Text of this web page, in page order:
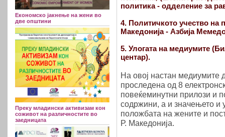
Економско јакнење на жени во
две општини
Преку младински активизам кон
соживот на различностите во
заедницата
политика - одделение за
4. Политичкото учество на
Македонија - Азбија
5. Улогата на медиумите
центар).
На овој настан медиумите
проследена од 8
повеќеминутни прилози и
содржини, а и значењето и
положбата на жените и
Р. Македонија.